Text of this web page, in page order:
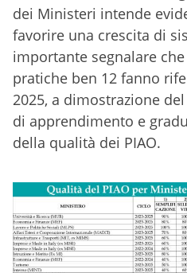
dei Ministeri intende
favorire una crescita di
importante segnalare
pratiche ben 12 fanno
2025, a dimostrazione
di apprendimento e
della qualità dei PIAO.